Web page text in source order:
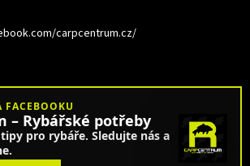
carpcentrum.cz/
FACEBOOKU
– Rybářské potřeby
pro rybáře. Sledujte nás a